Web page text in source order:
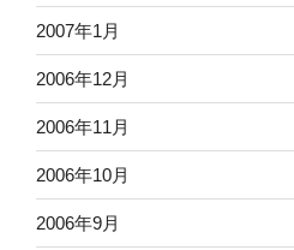
2007年1月
2006年12月
2006年11月
2006年10月
2006年9月